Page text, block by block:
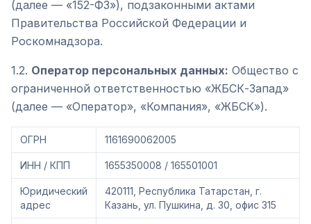
(далее — «152-ФЗ»), подзаконными актами
Правительства Российской Федерации и
Роскомнадзора.
1.2. Оператор персональных данных: Общество с
ограниченной ответственностью «ЖБСК-Запад»
(далее — «Оператор», «Компания», «ЖБСК»).
ОГРН 1161690062005
ИНН / КПП 1655350008 / 165501001
Юридический
адрес
420111, Республика Татарстан, г.
Казань, ул. Пушкина, д. 30, офис 315